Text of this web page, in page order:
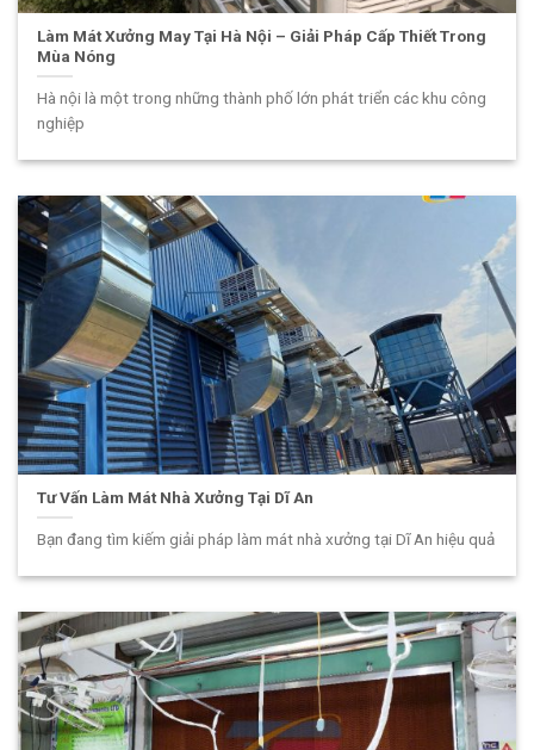
Làm Mát Xưởng May Tại Hà Nội – Giải Pháp Cấp Thiết Trong
Mùa Nóng
Hà nội là một trong những thành phố lớn phát triển các khu công
nghiệp
Tư Vấn Làm Mát Nhà Xưởng Tại Dĩ An
Bạn đang tìm kiếm giải pháp làm mát nhà xưởng tại Dĩ An hiệu quả